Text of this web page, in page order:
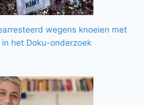
wegens knoeien met
het Doku-onderzoek